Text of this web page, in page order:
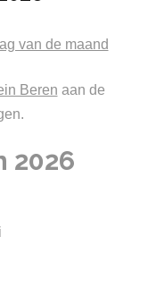
van de maand
Beren aan de
2026